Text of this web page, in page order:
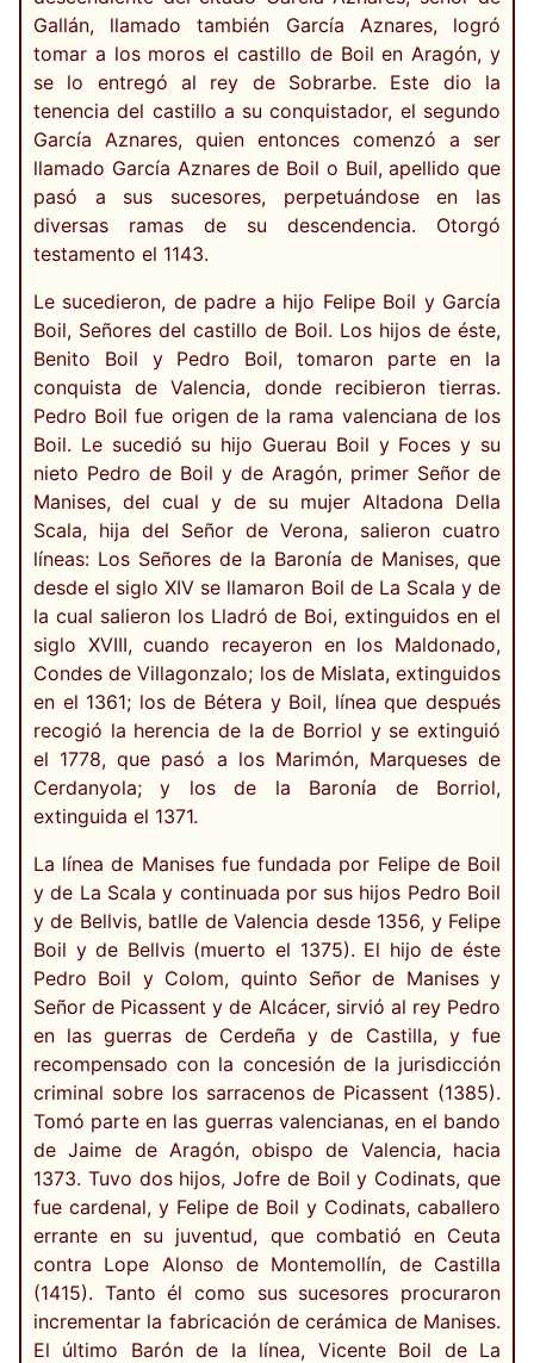
Gallán, llamado también García Aznares, logró
tomar a los moros el castillo de Boil en Aragón, y
se lo entregó al rey de Sobrarbe. Este dio la
tenencia del castillo a su conquistador, el segundo
García Aznares, quien entonces comenzó a ser
llamado García Aznares de Boil o Buil, apellido que
pasó a sus sucesores, perpetuándose en las
diversas ramas de su descendencia. Otorgó
testamento el 1143.
Le sucedieron, de padre a hijo Felipe Boil y García
Boil, Señores del castillo de Boil. Los hijos de éste,
Benito Boil y Pedro Boil, tomaron parte en la
conquista de Valencia, donde recibieron tierras.
Pedro Boil fue origen de la rama valenciana de los
Boil. Le sucedió su hijo Guerau Boil y Foces y su
nieto Pedro de Boil y de Aragón, primer Señor de
Manises, del cual y de su mujer Altadona Della
Scala, hija del Señor de Verona, salieron cuatro
líneas: Los Señores de la Baronía de Manises, que
desde el siglo XIV se llamaron Boil de La Scala y de
la cual salieron los Lladró de Boi, extinguidos en el
siglo XVIII, cuando recayeron en los Maldonado,
Condes de Villagonzalo; los de Mislata, extinguidos
en el 1361; los de Bétera y Boil, línea que después
recogió la herencia de la de Borriol y se extinguió
el 1778, que pasó a los Marimón, Marqueses de
Cerdanyola; y los de la Baronía de Borriol,
extinguida el 1371.
La línea de Manises fue fundada por Felipe de Boil
y de La Scala y continuada por sus hijos Pedro Boil
y de Bellvis, batlle de Valencia desde 1356, y Felipe
Boil y de Bellvis (muerto el 1375). El hijo de éste
Pedro Boil y Colom, quinto Señor de Manises y
Señor de Picassent y de Alcácer, sirvió al rey Pedro
en las guerras de Cerdeña y de Castilla, y fue
recompensado con la concesión de la jurisdicción
criminal sobre los sarracenos de Picassent (1385).
Tomó parte en las guerras valencianas, en el bando
de Jaime de Aragón, obispo de Valencia, hacia
1373. Tuvo dos hijos, Jofre de Boil y Codinats, que
fue cardenal, y Felipe de Boil y Codinats, caballero
errante en su juventud, que combatió en Ceuta
contra Lope Alonso de Montemollín, de Castilla
(1415). Tanto él como sus sucesores procuraron
incrementar la fabricación de cerámica de Manises.
El último Barón de la línea, Vicente Boil de La